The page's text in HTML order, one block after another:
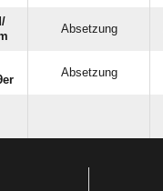
Absetzung
Absetzung